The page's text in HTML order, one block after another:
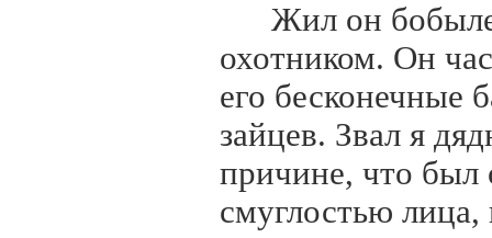
Жил он
охотником. Он
его бесконечные
зайцев. Звал я
причине, что
смуглостью